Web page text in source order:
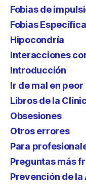
Fobias de
Fobias
Hipocondría
Interacciones
Introducción
Ir de mal en peor
Libros de la
Obsesiones
Otros errores
Para
Preguntas más
Prevención de la